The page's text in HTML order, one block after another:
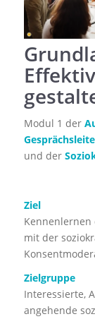
Modul 1 der
und der
Ziel
mit der
Zielgruppe
Interessierte,
angehende